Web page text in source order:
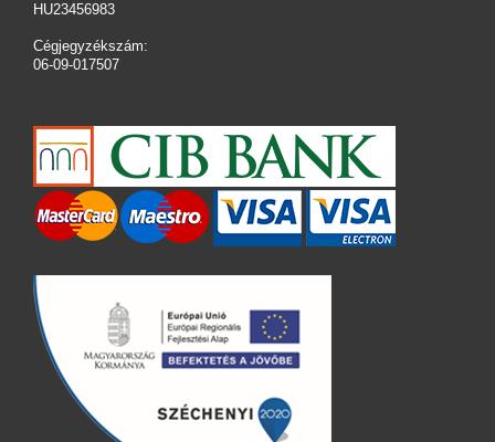
HU23456983
Cégjegyzékszám:
06-09-017507